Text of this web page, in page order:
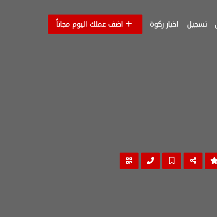
تسجيل اخبار ركوة اضف عملك اليوم مجاناً